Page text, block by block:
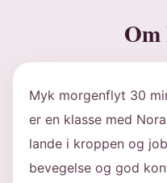
Om
Myk morgenflyt 30
er en klasse med
lande i kroppen og
bevegelse og god